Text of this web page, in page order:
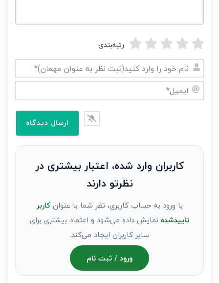
رتبه‌بندی
نام
خود
نظر
کاربران وارد شده، اعتبار بیشتری در
نظرتو دارند
با ورود به حساب کاربری، نظر شما با عنوانکاربر
تاییدشده نمایش داده می‌شود و اعتماد بیشتری برای
سایر کاربران ایجاد می‌کند.
ورود / ثبت نام